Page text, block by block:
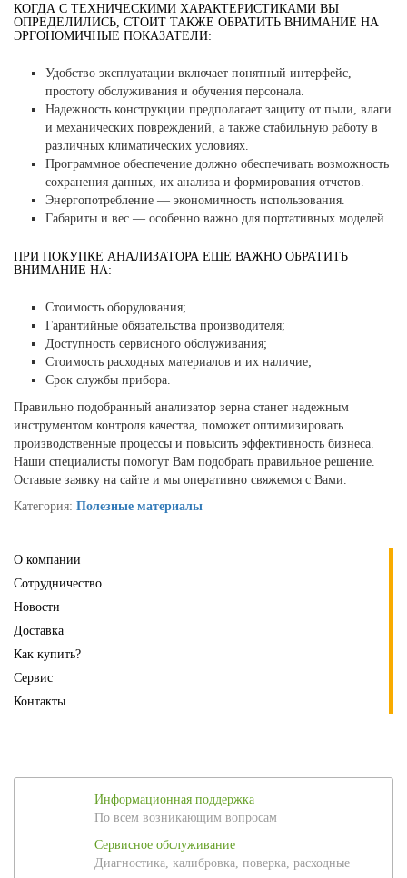
КОГДА С ТЕХНИЧЕСКИМИ ХАРАКТЕРИСТИКАМИ ВЫ
ОПРЕДЕЛИЛИСЬ, СТОИТ ТАКЖЕ ОБРАТИТЬ ВНИМАНИЕ НА
ЭРГОНОМИЧНЫЕ ПОКАЗАТЕЛИ:
Удобство эксплуатации включает понятный интерфейс,
простоту обслуживания и обучения персонала.
Надежность конструкции предполагает защиту от пыли, влаги
и механических повреждений, а также стабильную работу в
различных климатических условиях.
Программное обеспечение должно обеспечивать возможность
сохранения данных, их анализа и формирования отчетов.
Энергопотребление — экономичность использования.
Габариты и вес — особенно важно для портативных моделей.
ПРИ ПОКУПКЕ АНАЛИЗАТОРА ЕЩЕ ВАЖНО ОБРАТИТЬ
ВНИМАНИЕ НА:
Стоимость оборудования;
Гарантийные обязательства производителя;
Доступность сервисного обслуживания;
Стоимость расходных материалов и их наличие;
Срок службы прибора.
Правильно подобранный анализатор зерна станет надежным
инструментом контроля качества, поможет оптимизировать
производственные процессы и повысить эффективность бизнеса.
Наши специалисты помогут Вам подобрать правильное решение.
Оставьте заявку на сайте и мы оперативно свяжемся с Вами.
Категория: Полезные материалы
О компании
Сотрудничество
Новости
Доставка
Как купить?
Сервис
Контакты
Информационная поддержка
По всем возникающим вопросам
Сервисное обслуживание
Диагностика, калибровка, поверка, расходные